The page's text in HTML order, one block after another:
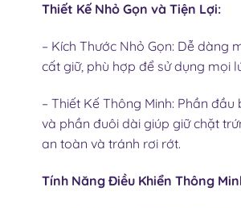
Thiết Kế Nhỏ Gọn và Tiện Lợi:
– Kích Thước Nhỏ Gọn: Dễ dàng
cất giữ, phù hợp để sử dụng mọi
– Thiết Kế Thông Minh: Phần
và phần đuôi dài giúp giữ chặt
an toàn và tránh rơi rớt.
Tính Năng Điều Khiển Thông